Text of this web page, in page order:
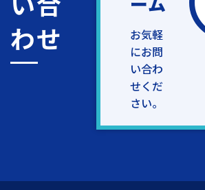
わせ
お気軽
にお問
い合わ
せくだ
さい。